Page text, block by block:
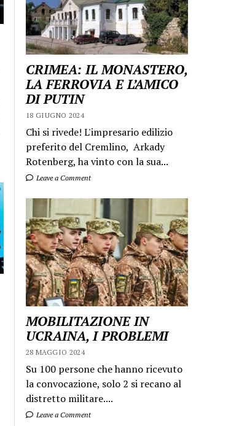
CRIMEA: IL MONASTERO,
LA FERROVIA E L’AMICO
DI PUTIN
18 GIUGNO 2024
Chi si rivede! L'impresario edilizio
preferito del Cremlino, Arkady
Rotenberg, ha vinto con la sua...
Leave a Comment
MOBILITAZIONE IN
UCRAINA, I PROBLEMI
28 MAGGIO 2024
Su 100 persone che hanno ricevuto
la convocazione, solo 2 si recano al
distretto militare....
Leave a Comment